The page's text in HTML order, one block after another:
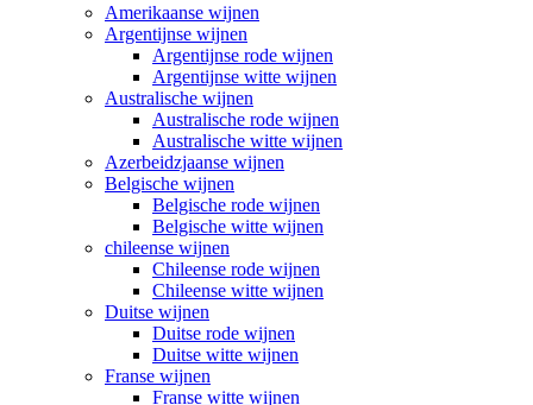
Amerikaanse wijnen
Argentijnse wijnen
Argentijnse rode wijnen
Argentijnse witte wijnen
Australische wijnen
Australische rode wijnen
Australische witte wijnen
Azerbeidzjaanse wijnen
Belgische wijnen
Belgische rode wijnen
Belgische witte wijnen
chileense wijnen
Chileense rode wijnen
Chileense witte wijnen
Duitse wijnen
Duitse rode wijnen
Duitse witte wijnen
Franse wijnen
Franse witte wijnen